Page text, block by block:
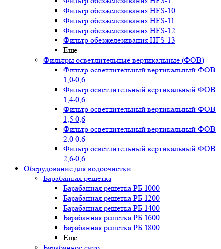
Фильтр обезжелезивания HFS-10
Фильтр обезжелезивания HFS-11
Фильтр обезжелезивания HFS-12
Фильтр обезжелезивания HFS-13
Еще
Фильтры осветлительные вертикальные (ФОВ)
Фильтр осветлительный вертикальный ФОВ
1,0-0,6
Фильтр осветлительный вертикальный ФОВ
1,4-0,6
Фильтр осветлительный вертикальный ФОВ
1,5-0,6
Фильтр осветлительный вертикальный ФОВ
2,0-0,6
Фильтр осветлительный вертикальный ФОВ
2,6-0,6
Оборудование для водоочистки
Барабанная решетка
Барабанная решетка РБ 1000
Барабанная решетка РБ 1200
Барабанная решетка РБ 1400
Барабанная решетка РБ 1600
Барабанная решетка РБ 1800
Еще
Барабанное сито